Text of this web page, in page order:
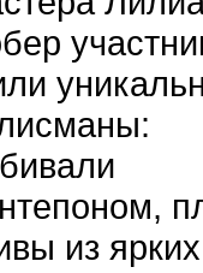
из ярких